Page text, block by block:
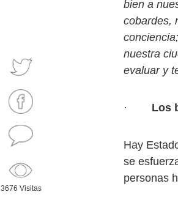
3676 Visitas
bien a
cobardes,
nuestra
evaluar y
· Los
Hay
se
personas